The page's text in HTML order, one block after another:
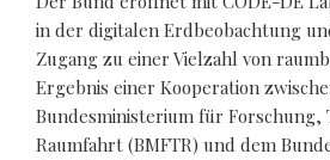
in der digitalen Erdbeobachtung
Zugang zu einer Vielzahl von
Ergebnis einer Kooperation
Bundesministerium für Forschung,
Raumfahrt (BMFTR) und dem